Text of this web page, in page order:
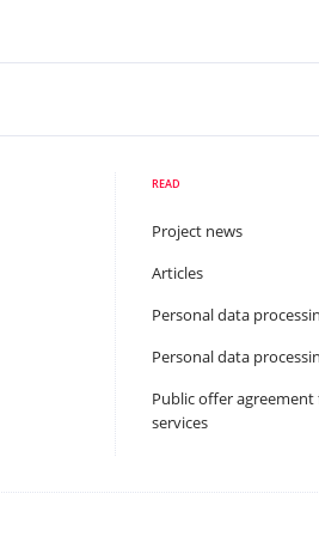
READ
Project news
Articles
Personal data
Personal data
Public offer
services